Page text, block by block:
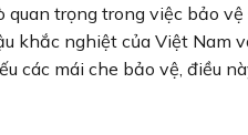
quan trọng trong việc bảo
khắc nghiệt của Việt Nam
các mái che bảo vệ, điều